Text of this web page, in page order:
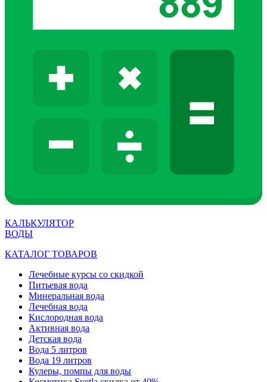
КАЛЬКУЛЯТОР
ВОДЫ
КАТАЛОГ ТОВАРОВ
Лечебные курсы со скидкой
Питьевая вода
Минеральная вода
Лечебная вода
Кислородная вода
Активная вода
Детская вода
Вода 5 литров
Вода 19 литров
Кулеры, помпы для воды